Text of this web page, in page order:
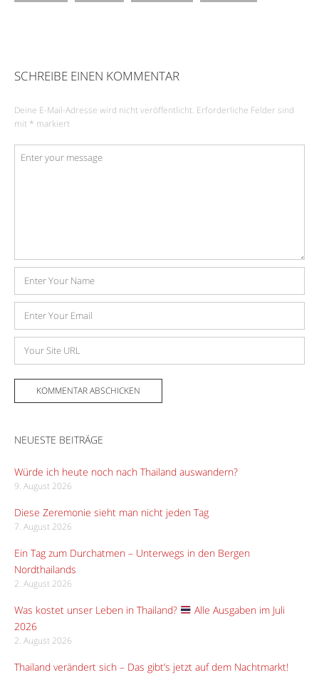
SCHREIBE EINEN KOMMENTAR
Deine E-Mail-Adresse wird nicht veröffentlicht. Erforderliche Felder sind
mit * markiert
Kommentar
Name
Adresse
Website
NEUESTE BEITRÄGE
Würde ich heute noch nach Thailand auswandern?
9. August 2026
Diese Zeremonie sieht man nicht jeden Tag
7. August 2026
Ein Tag zum Durchatmen – Unterwegs in den Bergen
Nordthailands
2. August 2026
Was kostet unser Leben in Thailand?
Alle Ausgaben im Juli
2026
2. August 2026
Thailand verändert sich – Das gibt’s jetzt auf dem Nachtmarkt!